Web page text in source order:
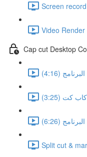
Screen
Video
(4:16)
كت (3:25)
(6:26)
Split cut &